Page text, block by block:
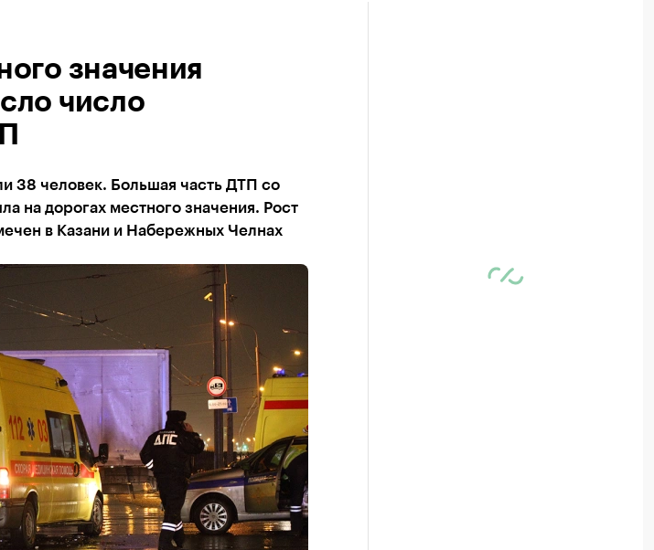
значения
число
38 человек. Большая часть ДТП со
на дорогах местного значения. Рост
в Казани и Набережных Челнах